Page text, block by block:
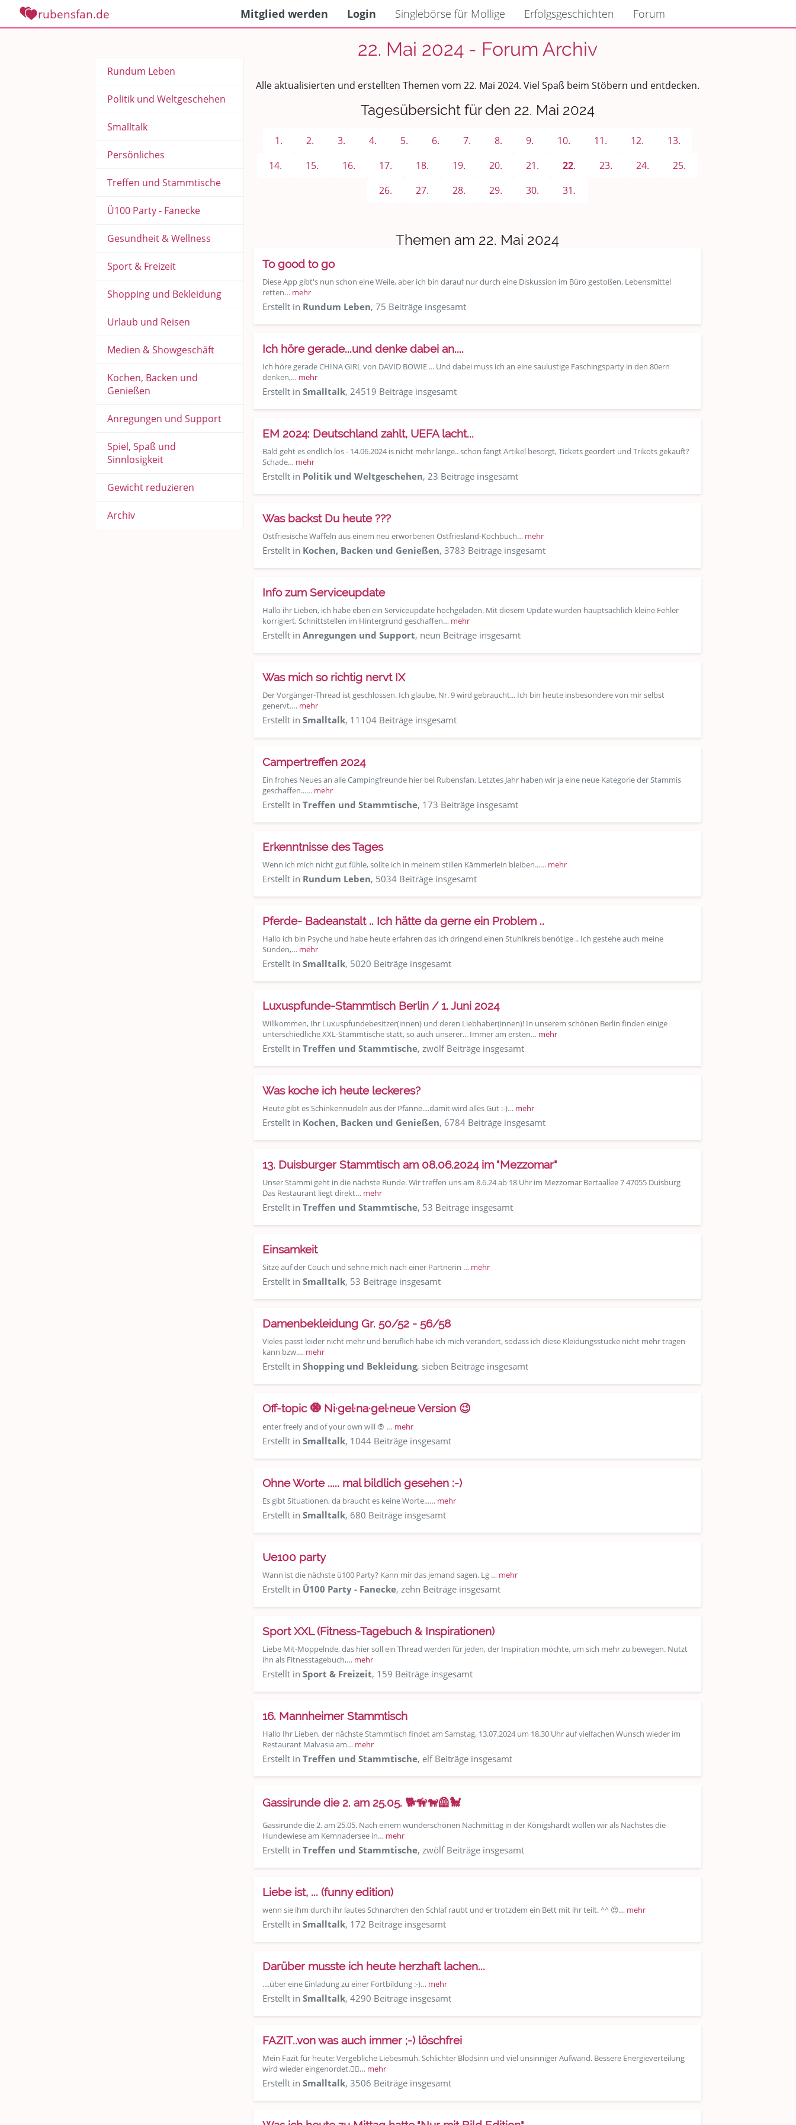
rubensfan.de Mitglied werden Login Singlebörse für Mollige Erfolgsgeschichten Forum
Rundum Leben
Politik und Weltgeschehen
Smalltalk
Persönliches
Treffen und Stammtische
Ü100 Party - Fanecke
Gesundheit & Wellness
Sport & Freizeit
Shopping und Bekleidung
Urlaub und Reisen
Medien & Showgeschäft
Kochen, Backen und
Genießen
Anregungen und Support
Spiel, Spaß und
Sinnlosigkeit
Gewicht reduzieren
Archiv
22. Mai 2024 - Forum Archiv
Alle aktualisierten und erstellten Themen vom 22. Mai 2024. Viel Spaß beim Stöbern und entdecken.
Tagesübersicht für den 22. Mai 2024
1. 2. 3. 4. 5. 6. 7. 8. 9. 10. 11. 12.
13.
14.
15. 16. 17. 18. 19. 20. 21. 22. 23. 24.
25.
26.
27. 28. 29. 30. 31.
Themen am 22. Mai 2024
To good to go
Diese App gibt's nun schon eine Weile, aber ich bin darauf nur durch eine Diskussion im Büro gestoßen. Lebensmittel
retten… mehr
Erstellt in Rundum Leben, 75 Beiträge insgesamt
Ich höre gerade...und denke dabei an....
Ich höre gerade CHINA GIRL von DAVID BOWIE ... Und dabei muss ich an eine saulustige Faschingsparty in den 80ern
denken,… mehr
Erstellt in Smalltalk, 24519 Beiträge insgesamt
EM 2024: Deutschland zahlt, UEFA lacht...
Bald geht es endlich los - 14.06.2024 is nicht mehr lange.. schon fängt Artikel besorgt, Tickets geordert und Trikots gekauft?
Schade… mehr
Erstellt in Politik und Weltgeschehen, 23 Beiträge insgesamt
Was backst Du heute ???
Ostfriesische Waffeln aus einem neu erworbenen Ostfriesland-Kochbuch… mehr
Erstellt in Kochen, Backen und Genießen, 3783 Beiträge insgesamt
Info zum Serviceupdate
Hallo ihr Lieben, ich habe eben ein Serviceupdate hochgeladen. Mit diesem Update wurden hauptsächlich kleine Fehler
korrigiert, Schnittstellen im Hintergrund geschaffen… mehr
Erstellt in Anregungen und Support, neun Beiträge insgesamt
Was mich so richtig nervt IX
Der Vorgänger-Thread ist geschlossen. Ich glaube, Nr. 9 wird gebraucht... Ich bin heute insbesondere von mir selbst
genervt.… mehr
Erstellt in Smalltalk, 11104 Beiträge insgesamt
Campertreffen 2024
Ein frohes Neues an alle Campingfreunde hier bei Rubensfan. Letztes Jahr haben wir ja eine neue Kategorie der Stammis
geschaffen...… mehr
Erstellt in Treffen und Stammtische, 173 Beiträge insgesamt
Erkenntnisse des Tages
Wenn ich mich nicht gut fühle, sollte ich in meinem stillen Kämmerlein bleiben...… mehr
Erstellt in Rundum Leben, 5034 Beiträge insgesamt
Pferde- Badeanstalt .. Ich hätte da gerne ein Problem ..
Hallo ich bin Psyche und habe heute erfahren das ich dringend einen Stuhlkreis benötige .. Ich gestehe auch meine
Sünden,… mehr
Erstellt in Smalltalk, 5020 Beiträge insgesamt
Luxuspfunde-Stammtisch Berlin / 1. Juni 2024
Willkommen, Ihr Luxuspfundebesitzer(innen) und deren Liebhaber(innen)! In unserem schönen Berlin finden einige
unterschiedliche XXL-Stammtische statt, so auch unserer... Immer am ersten… mehr
Erstellt in Treffen und Stammtische, zwölf Beiträge insgesamt
Was koche ich heute leckeres?
Heute gibt es Schinkennudeln aus der Pfanne....damit wird alles Gut :-)… mehr
Erstellt in Kochen, Backen und Genießen, 6784 Beiträge insgesamt
13. Duisburger Stammtisch am 08.06.2024 im "Mezzomar"
Unser Stammi geht in die nächste Runde. Wir treffen uns am 8.6.24 ab 18 Uhr im Mezzomar Bertaallee 7 47055 Duisburg
Das Restaurant liegt direkt… mehr
Erstellt in Treffen und Stammtische, 53 Beiträge insgesamt
Einsamkeit
Sitze auf der Couch und sehne mich nach einer Partnerin … mehr
Erstellt in Smalltalk, 53 Beiträge insgesamt
Damenbekleidung Gr. 50/52 - 56/58
Vieles passt leider nicht mehr und beruflich habe ich mich verändert, sodass ich diese Kleidungsstücke nicht mehr tragen
kann bzw.… mehr
Erstellt in Shopping und Bekleidung, sieben Beiträge insgesamt
Off-topic 🧿 Ni·gel·na·gel·neue Version 😉
enter freely and of your own will 🧛 … mehr
Erstellt in Smalltalk, 1044 Beiträge insgesamt
Ohne Worte ..... mal bildlich gesehen :-)
Es gibt Situationen, da braucht es keine Worte...… mehr
Erstellt in Smalltalk, 680 Beiträge insgesamt
Ue100 party
Wann ist die nächste ü100 Party? Kann mir das jemand sagen. Lg … mehr
Erstellt in Ü100 Party - Fanecke, zehn Beiträge insgesamt
Sport XXL (Fitness-Tagebuch & Inspirationen)
Liebe Mit-Moppelnde, das hier soll ein Thread werden für jeden, der Inspiration möchte, um sich mehr zu bewegen. Nutzt
ihn als Fitnesstagebuch,… mehr
Erstellt in Sport & Freizeit, 159 Beiträge insgesamt
16. Mannheimer Stammtisch
Hallo Ihr Lieben, der nächste Stammtisch findet am Samstag, 13.07.2024 um 18.30 Uhr auf vielfachen Wunsch wieder im
Restaurant Malvasia am… mehr
Erstellt in Treffen und Stammtische, elf Beiträge insgesamt
Gassirunde die 2. am 25.05. 🐕🦮🐕‍🦺🐩
Gassirunde die 2. am 25.05. Nach einem wunderschönen Nachmittag in der Königshardt wollen wir als Nächstes die
Hundewiese am Kemnadersee in… mehr
Erstellt in Treffen und Stammtische, zwölf Beiträge insgesamt
Liebe ist, ... (funny edition)
wenn sie ihm durch ihr lautes Schnarchen den Schlaf raubt und er trotzdem ein Bett mit ihr teilt. ^^ 😍… mehr
Erstellt in Smalltalk, 172 Beiträge insgesamt
Darüber musste ich heute herzhaft lachen...
....über eine Einladung zu einer Fortbildung :-)… mehr
Erstellt in Smalltalk, 4290 Beiträge insgesamt
FAZIT..von was auch immer ;-) löschfrei
Mein Fazit für heute: Vergebliche Liebesmüh. Schlichter Blödsinn und viel unsinniger Aufwand. Bessere Energieverteilung
wird wieder eingenordet.👍🏽… mehr
Erstellt in Smalltalk, 3506 Beiträge insgesamt